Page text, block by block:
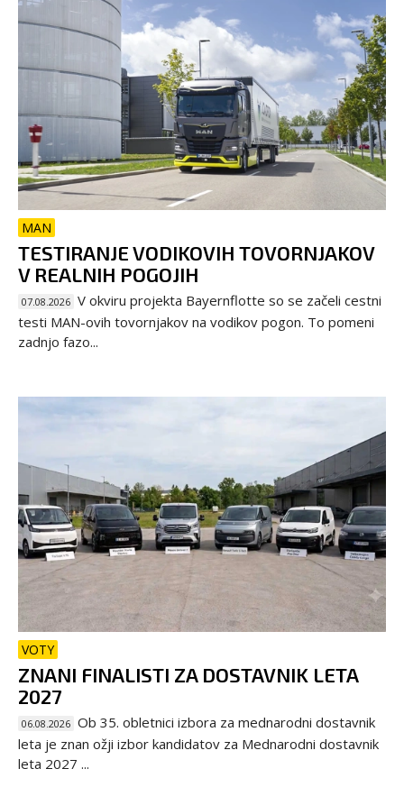
MAN
TESTIRANJE VODIKOVIH TOVORNJAKOV
V REALNIH POGOJIH
07.08.2026 V okviru projekta Bayernflotte so se začeli cestni
testi MAN-ovih tovornjakov na vodikov pogon. To pomeni
zadnjo fazo...
VOTY
ZNANI FINALISTI ZA DOSTAVNIK LETA
2027
06.08.2026 Ob 35. obletnici izbora za mednarodni dostavnik
leta je znan ožji izbor kandidatov za Mednarodni dostavnik
leta 2027 ...